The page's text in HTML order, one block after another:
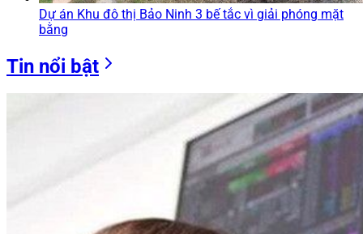
Dự án Khu đô thị Bảo Ninh 3 bế tắc vì giải phóng mặt
bằng
Tin nổi bật